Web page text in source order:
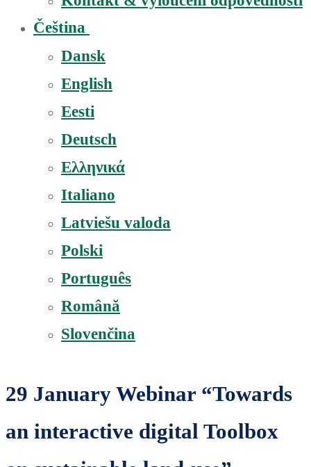
Čeština
Dansk
English
Eesti
Deutsch
Ελληνικά
Italiano
Latviešu valoda
Polski
Português
Română
Slovenčina
29 January Webinar “Towards
an interactive digital Toolbox